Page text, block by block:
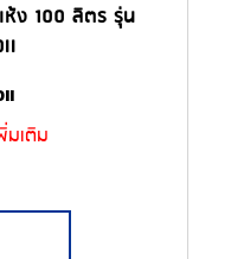
ห้ง 100 ลิตร รุ่น
มเติม